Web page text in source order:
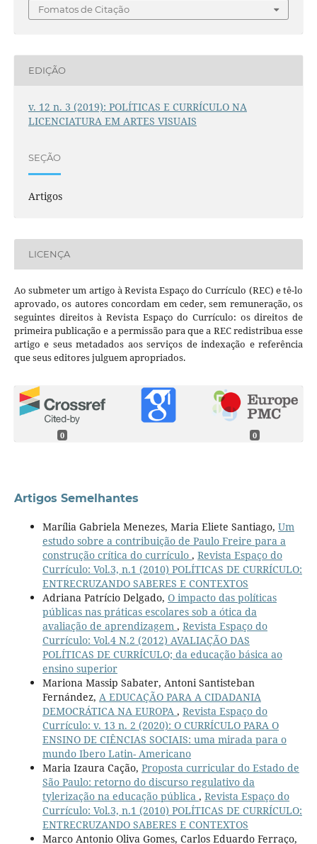
Fomatos de Citação
EDIÇÃO
v. 12 n. 3 (2019): POLÍTICAS E CURRÍCULO NA
LICENCIATURA EM ARTES VISUAIS
SEÇÃO
Artigos
LICENÇA
Ao submeter um artigo à Revista Espaço do Currículo (REC) e tê-lo
aprovado, os autores concordam em ceder, sem remuneração, os
seguintes direitos à Revista Espaço do Currículo: os direitos de
primeira publicação e a permissão para que a REC redistribua esse
artigo e seus metadados aos serviços de indexação e referência
que seus editores julguem apropriados.
0 0
Artigos Semelhantes
Marília Gabriela Menezes, Maria Eliete Santiago, Um
estudo sobre a contribuição de Paulo Freire para a
construção crítica do currículo , Revista Espaço do
Currículo: Vol.3, n.1 (2010) POLÍTICAS DE CURRÍCULO:
ENTRECRUZANDO SABERES E CONTEXTOS
Adriana Patrício Delgado, O impacto das políticas
públicas nas práticas escolares sob a ótica da
avaliação de aprendizagem , Revista Espaço do
Currículo: Vol.4 N.2 (2012) AVALIAÇÃO DAS
POLÍTICAS DE CURRÍCULO; da educação básica ao
ensino superior
Mariona Massip Sabater, Antoni Santisteban
Fernández, A EDUCAÇÃO PARA A CIDADANIA
DEMOCRÁTICA NA EUROPA , Revista Espaço do
Currículo: v. 13 n. 2 (2020): O CURRÍCULO PARA O
ENSINO DE CIÊNCIAS SOCIAIS: uma mirada para o
mundo Ibero Latin- Americano
Maria Izaura Cação, Proposta curricular do Estado de
São Paulo: retorno do discurso regulativo da
tylerização na educação pública , Revista Espaço do
Currículo: Vol.3, n.1 (2010) POLÍTICAS DE CURRÍCULO:
ENTRECRUZANDO SABERES E CONTEXTOS
Marco Antonio Oliva Gomes, Carlos Eduardo Ferraço,